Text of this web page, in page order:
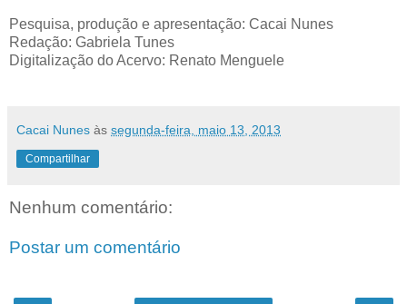
Pesquisa, produção e apresentação: Cacai Nunes
Redação: Gabriela Tunes
Digitalização do Acervo: Renato Menguele
Cacai Nunes às segunda-feira, maio 13, 2013
Compartilhar
Nenhum comentário:
Postar um comentário